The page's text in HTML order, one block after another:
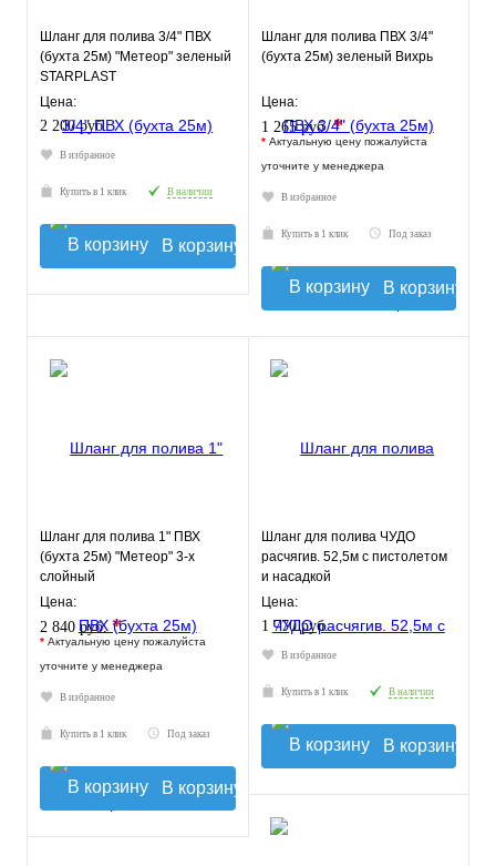
Шланг для полива 3/4" ПВХ
(бухта 25м) "Метеор" зеленый
STARPLAST
Цена:
2 200 руб.
В избранное
Купить в 1 клик В наличии
В корзину
Шланг для полива ПВХ 3/4"
(бухта 25м) зеленый Вихрь
Цена:
1 265 руб.*
* Актуальную цену пожалуйста
уточните у менеджера
В избранное
Купить в 1 клик Под заказ
В корзину
Шланг для полива 1" ПВХ
(бухта 25м) "Метеор" 3-х
слойный
Цена:
2 840 руб. *
* Актуальную цену пожалуйста
уточните у менеджера
В избранное
Купить в 1 клик Под заказ
В корзину
Шланг для полива ЧУДО
расчягив. 52,5м с пистолетом
и насадкой
Цена:
1 770 руб.
В избранное
Купить в 1 клик В наличии
В корзину